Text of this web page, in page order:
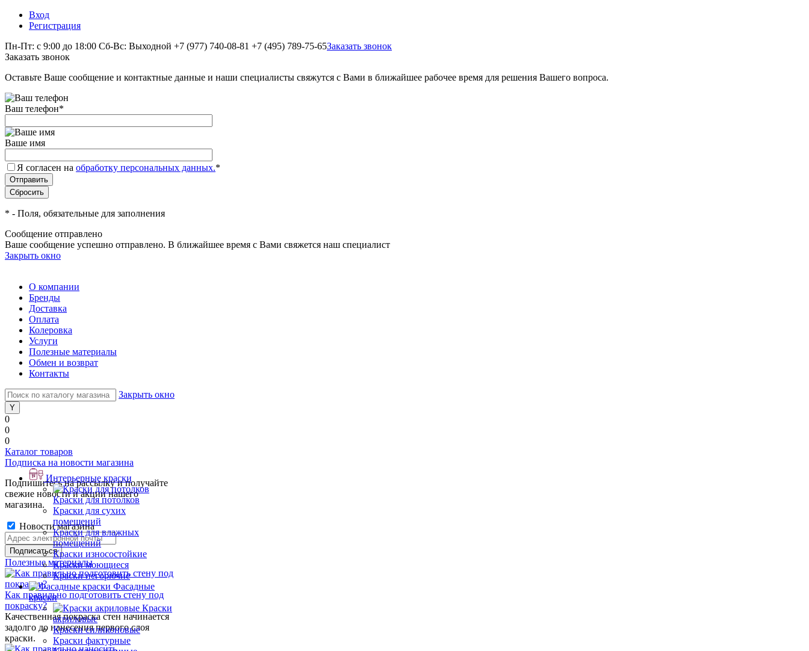
Вход
Регистрация
Пн-Пт: с 9:00 до 18:00 Сб-Вс: Выходной +7 (977) 740-08-81 +7 (495) 789-75-65Заказать звонок
Заказать звонок
Оставьте Ваше сообщение и контактные данные и наши специалисты свяжутся с Вами в ближайшее рабочее время для решения Вашего вопроса.
Ваш телефон*
Ваше имя
Я согласен на обработку персональных данных.*
* - Поля, обязательные для заполнения
Сообщение отправлено
Ваше сообщение успешно отправлено. В ближайшее время с Вами свяжется наш специалист
Закрыть окно
О компании
Бренды
Доставка
Оплата
Колеровка
Услуги
Полезные материалы
Обмен и возврат
Контакты
Закрыть окно
0
0
0
Каталог товаров
Интерьерные краски
Краски для потолков
Краски для сухих
помещений
Краски для влажных
помещений
Краски износостойкие
Краски моющиеся
Краски негорючие
Фасадные
краски
Краски
акриловые
Краски силиконовые
Краски фактурные
Подписка на новости магазина
Подпишитесь на рассылку и получайте
свежие новости и акции нашего
магазина.
Новости магазина
Полезные материалы
Как правильно подготовить стену под
покраску?
Качественная покраска стен начинается
задолго до нанесения первого слоя
краски.